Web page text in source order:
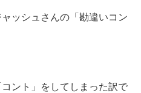
ッシュさんの「勘違いコン
ント」をしてしまった訳で